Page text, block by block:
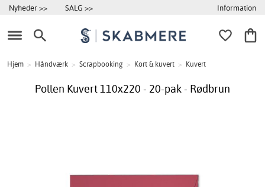
Nyheder >> SALG >> Information
Hjem > Håndværk > Scrapbooking > Kort & kuvert > Kuvert
Pollen Kuvert 110x220 - 20-pak - Rødbrun